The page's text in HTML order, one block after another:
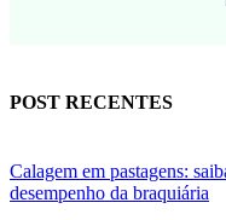
POST RECENTES
Calagem em pastagens:
desempenho da braquiária